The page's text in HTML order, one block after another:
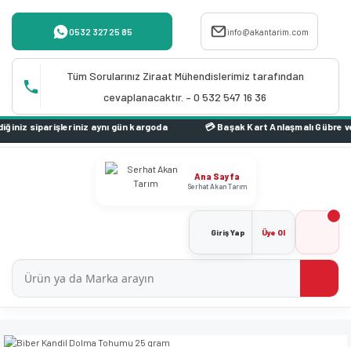
0532 327 25 85 info@akantarim.com
Tüm Sorularınız Ziraat Mühendislerimiz tarafından
cevaplanacaktır. – 0 532 547 16 36
gün kargoda
Ana Sayfa
Serhat Akan Tarım
Giriş Yap Üye Ol